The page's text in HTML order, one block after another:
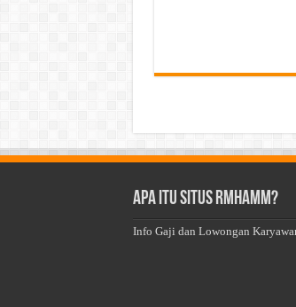
Apa Itu Situs Rmhamm?
Info Gaji dan Lowongan